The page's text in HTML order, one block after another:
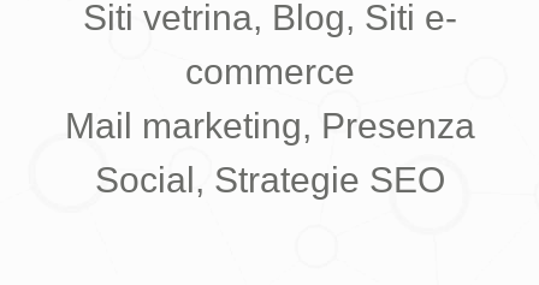
Siti vetrina, Blog, Siti e-
commerce
Mail marketing, Presenza
Social, Strategie SEO